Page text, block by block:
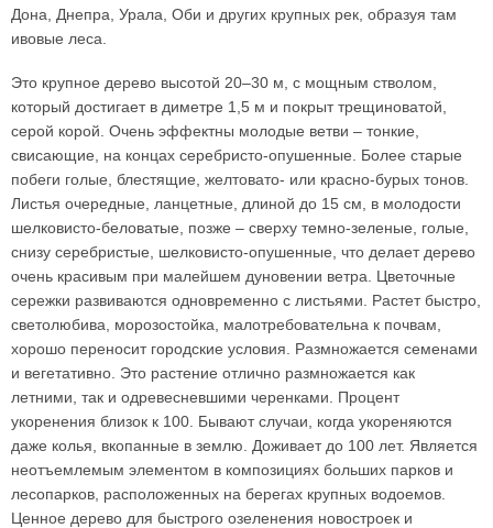
Дона, Днепра, Урала, Оби и других крупных рек, образуя там
ивовые леса.
Это крупное дерево высотой 20–30 м, с мощным стволом,
который достигает в диметре 1,5 м и покрыт трещиноватой,
серой корой. Очень эффектны молодые ветви – тонкие,
свисающие, на концах серебристо-опушенные. Более старые
побеги голые, блестящие, желтовато- или красно-бурых тонов.
Листья очередные, ланцетные, длиной до 15 см, в молодости
шелковисто-беловатые, позже – сверху темно-зеленые, голые,
снизу серебристые, шелковисто-опушенные, что делает дерево
очень красивым при малейшем дуновении ветра. Цветочные
сережки развиваются одновременно с листьями. Растет быстро,
светолюбива, морозостойка, малотребовательна к почвам,
хорошо переносит городские условия. Размножается семенами
и вегетативно. Это растение отлично размножается как
летними, так и одревесневшими черенками. Процент
укоренения близок к 100. Бывают случаи, когда укореняются
даже колья, вкопанные в землю. Доживает до 100 лет. Является
неотъемлемым элементом в композициях больших парков и
лесопарков, расположенных на берегах крупных водоемов.
Ценное дерево для быстрого озеленения новостроек и